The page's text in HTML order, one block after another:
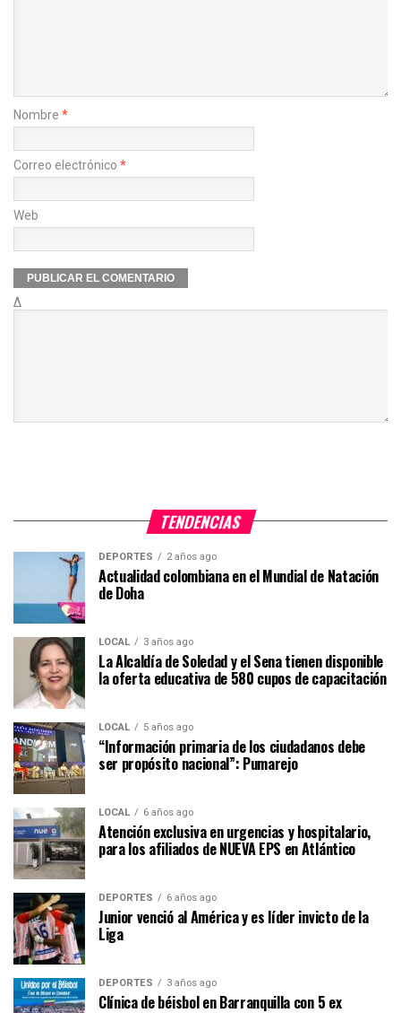
Nombre *
Correo electrónico *
Web
Δ
TENDENCIAS
DEPORTES 2 años ago
Actualidad colombiana en el Mundial de Natación
de Doha
LOCAL 3 años ago
La Alcaldía de Soledad y el Sena tienen disponible
la oferta educativa de 580 cupos de capacitación
LOCAL 5 años ago
“Información primaria de los ciudadanos debe
ser propósito nacional”: Pumarejo
LOCAL 6 años ago
Atención exclusiva en urgencias y hospitalario,
para los afiliados de NUEVA EPS en Atlántico
DEPORTES 6 años ago
Junior venció al América y es líder invicto de la
Liga
DEPORTES 3 años ago
Clínica de béisbol en Barranquilla con 5 ex